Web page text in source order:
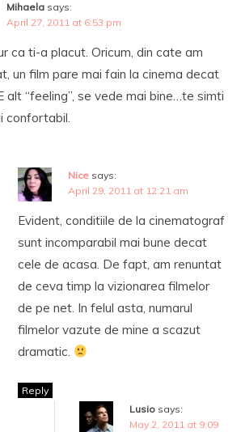
Mihaela says:
April 27, 2011 at 6:53 pm
ca ti-a placut. Oricum, din cate am
un film pare mai fain la cinema decat
alt “feeling”, se vede mai bine…te simti
confortabil.
Nice says:
April 29, 2011 at 12:21 am
Evident, conditiile de la cinematograf
sunt incomparabil mai bune decat
cele de acasa. De fapt, am renuntat
de ceva timp la vizionarea filmelor
de pe net. In felul asta, numarul
filmelor vazute de mine a scazut
dramatic.
Reply
Lusio says:
May 2, 2011 at 9:09